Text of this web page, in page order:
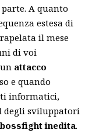
A quanto
estesa di
il mese
di voi
attacco
e quando
informatici,
degli sviluppatori
bossfight inedita.